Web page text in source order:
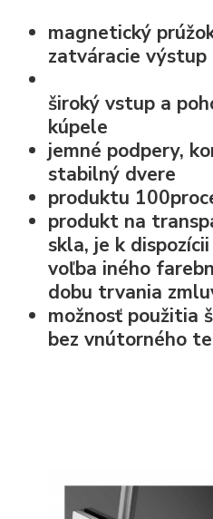
magnetický
zatváracie výstup
široký vstup a
kúpele
jemné podpery,
stabilný dvere
produktu
produkt na
skla, je k
voľba iného
dobu trvania
možnosť použitia
bez vnútorného